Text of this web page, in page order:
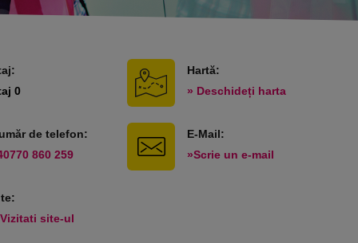
0
Hartă:
» Deschideți harta
de telefon:
860 259
E-Mail:
»Scrie un e-mail
site-ul